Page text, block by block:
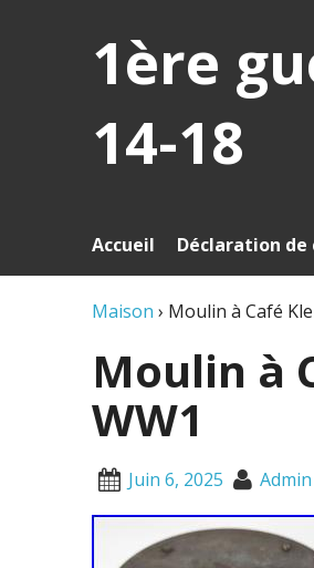
1ère
14-18
Accueil Déclaration
Maison › Moulin à Café
Moulin à
WW1
Juin 6, 2025 Admin